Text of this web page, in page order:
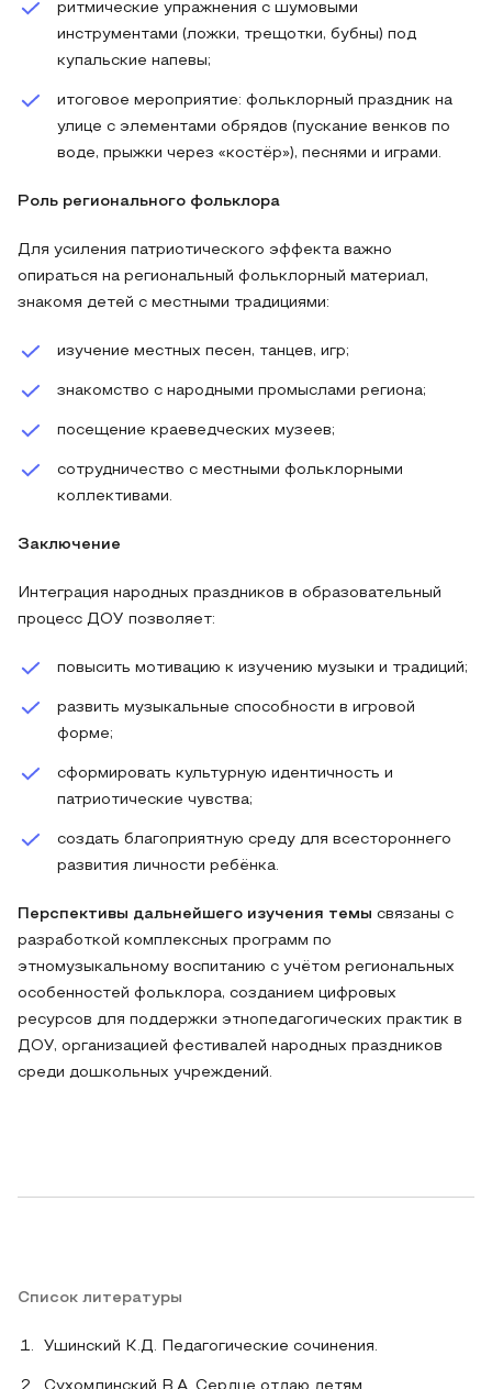
ритмические упражнения с шумовыми
инструментами (ложки, трещотки, бубны) под
купальские напевы;
итоговое мероприятие: фольклорный праздник на
улице с элементами обрядов (пускание венков по
воде, прыжки через «костёр»), песнями и играми.
Роль регионального фольклора
Для усиления патриотического эффекта важно
опираться на региональный фольклорный материал,
знакомя детей с местными традициями:
изучение местных песен, танцев, игр;
знакомство с народными промыслами региона;
посещение краеведческих музеев;
сотрудничество с местными фольклорными
коллективами.
Заключение
Интеграция народных праздников в образовательный
процесс ДОУ позволяет:
повысить мотивацию к изучению музыки и традиций;
развить музыкальные способности в игровой
форме;
сформировать культурную идентичность и
патриотические чувства;
создать благоприятную среду для всестороннего
развития личности ребёнка.
Перспективы дальнейшего изучения темы связаны с
разработкой комплексных программ по
этномузыкальному воспитанию с учётом региональных
особенностей фольклора, созданием цифровых
ресурсов для поддержки этнопедагогических практик в
ДОУ, организацией фестивалей народных праздников
среди дошкольных учреждений.
Список литературы
Ушинский К.Д. Педагогические сочинения.